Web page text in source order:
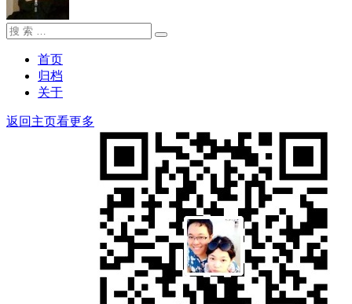
搜
搜
首页
归档
关于
返回主页看更多